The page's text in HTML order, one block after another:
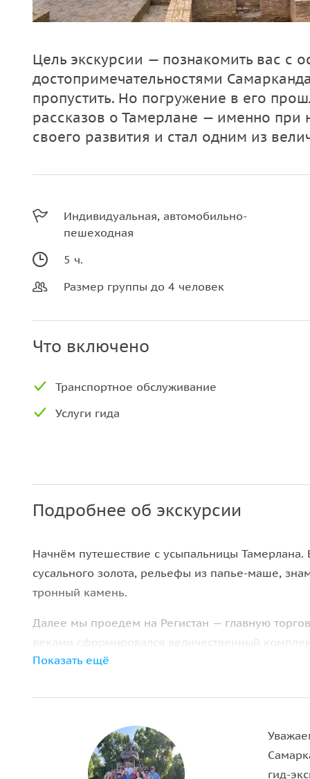
Цель экскурсии — познакомить вас с
достопримечательностями
пропустить. Но погружение в его
рассказов о Тамерлане — именно при
своего развития и стал одним из
Индивидуальная, автомобильно-
пешеходная
5 ч.
Размер группы до 4 человек
Что включено
Транспортное обслуживание
Услуги гида
Подробнее об экскурсии
Начнём путешествие с усыпальницы
сусального золота, рельефы из папье-маше,
тронный камень.
Далее мы проедем на Регистан — главную
веками сформировался величественный
центров науки и культуры.
главной жене, монгольской принцессе.
Следующая остановка — самый загадочный
Показать ещё
гид-